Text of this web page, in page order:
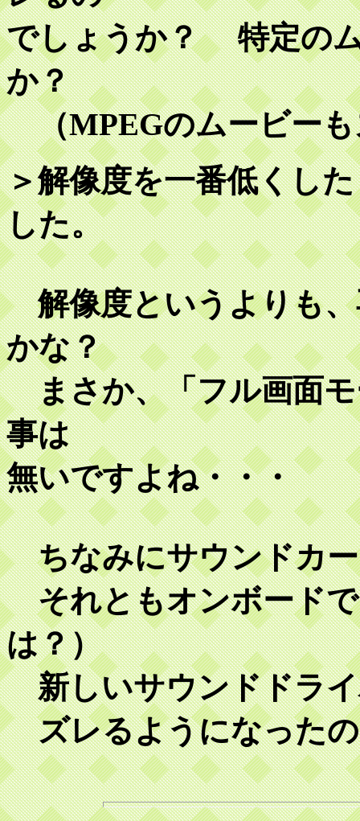
でしょうか？ 特定の
か？
（MPEGのムービー
＞解像度を一番低くし
した。
解像度というよりも、
かな？
まさか、「フル画面モ
事は
無いですよね・・・
ちなみにサウンドカー
それともオンボードで
は？）
新しいサウンドドライ
ズレるようになった